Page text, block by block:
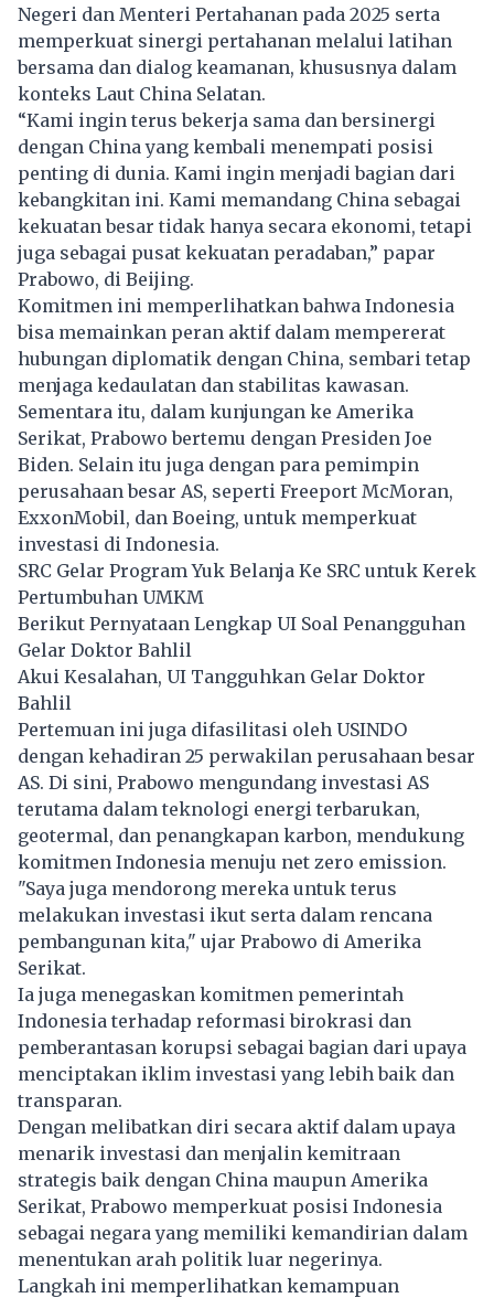
Negeri dan Menteri Pertahanan pada 2025 serta
memperkuat sinergi pertahanan melalui latihan
bersama dan dialog keamanan, khususnya dalam
konteks Laut China Selatan.
“Kami ingin terus bekerja sama dan bersinergi
dengan China yang kembali menempati posisi
penting di dunia. Kami ingin menjadi bagian dari
kebangkitan ini. Kami memandang China sebagai
kekuatan besar tidak hanya secara ekonomi, tetapi
juga sebagai pusat kekuatan peradaban,” papar
Prabowo, di Beijing.
Komitmen ini memperlihatkan bahwa Indonesia
bisa memainkan peran aktif dalam mempererat
hubungan diplomatik dengan China, sembari tetap
menjaga kedaulatan dan stabilitas kawasan.
Sementara itu, dalam kunjungan ke Amerika
Serikat, Prabowo bertemu dengan Presiden Joe
Biden. Selain itu juga dengan para pemimpin
perusahaan besar AS, seperti Freeport McMoran,
ExxonMobil, dan Boeing, untuk memperkuat
investasi di Indonesia.
SRC Gelar Program Yuk Belanja Ke SRC untuk Kerek
Pertumbuhan UMKM
Berikut Pernyataan Lengkap UI Soal Penangguhan
Gelar Doktor Bahlil
Akui Kesalahan, UI Tangguhkan Gelar Doktor
Bahlil
Pertemuan ini juga difasilitasi oleh USINDO
dengan kehadiran 25 perwakilan perusahaan besar
AS. Di sini, Prabowo mengundang investasi AS
terutama dalam teknologi energi terbarukan,
geotermal, dan penangkapan karbon, mendukung
komitmen Indonesia menuju net zero emission.
"Saya juga mendorong mereka untuk terus
melakukan investasi ikut serta dalam rencana
pembangunan kita," ujar Prabowo di Amerika
Serikat.
Ia juga menegaskan komitmen pemerintah
Indonesia terhadap reformasi birokrasi dan
pemberantasan korupsi sebagai bagian dari upaya
menciptakan iklim investasi yang lebih baik dan
transparan.
Dengan melibatkan diri secara aktif dalam upaya
menarik investasi dan menjalin kemitraan
strategis baik dengan China maupun Amerika
Serikat, Prabowo memperkuat posisi Indonesia
sebagai negara yang memiliki kemandirian dalam
menentukan arah politik luar negerinya.
Langkah ini memperlihatkan kemampuan